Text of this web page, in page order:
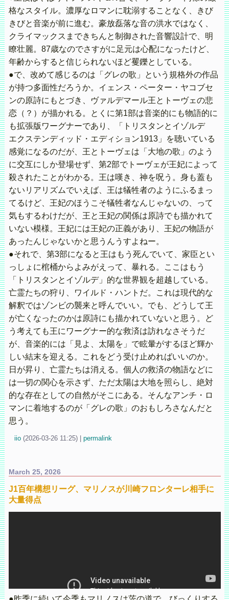
格なスタイル。濃厚なロマンに耽溺することなく、きび
きびと音楽が前に進む。豪放磊落な音の洪水ではなく、
クライマックスまできちんと制御された音響設計で、明
瞭壮麗。87歳なのでさすがに足元は心配になったけど、
年齢からすると信じられないほど矍鑠としている。
●で、改めて感じるのは「グレの歌」という規格外の作品
が持つ多面性だろうか。イェンス・ペーター・ヤコブセ
ンの原詩にもとづき、ヴァルデマール王とトーヴェの悲
恋（？）が描かれる。とくに第1部は音楽的にも物語的に
も拡張版ワーグナーであり、「トリスタンとイゾルデ
エクステンディッド・エディション1913」を聴いている
感覚になるのだが、王とトーヴェは「大地の歌」のよう
に交互にしか登場せず、第2部でトーヴェが王妃によって
殺されたことがわかる。王は嘆き、神を呪う。身も蓋も
ないリアリズムでいえば、王は犠牲者のようにふるまっ
てるけど、王妃のほうこそ犠牲者なんじゃないの、って
気もするわけだが、王と王妃の関係は原詩でも描かれて
いない模様。王妃には王妃の正義があり、王妃の物語が
あったんじゃないかと思うんうすよねー。
●それで、第3部になると王はもう死んでいて、家臣とい
っしょに棺桶からよみがえって、暴れる。ここはもう
「トリスタンとイゾルデ」的な世界観を超越している。
亡霊たちの狩り、ワイルド・ハントだ。これは現代的な
解釈ではゾンビの襲来と呼んでいい。でも、どうして王
が亡くなったのかは原詩にも描かれていないと思う。ど
う考えても王にワーグナー的な救済は訪れなさそうだ
が、音楽的には「見よ、太陽を」で眩暈がするほど輝か
しい結末を迎える。これをどう受け止めればいいのか。
日が昇り、亡霊たちは消える。個人の救済の物語などに
は一切の関心を示さず、ただ太陽は大地を照らし、絶対
的な存在としての自然がそこにある。そんなアンチ・ロ
マンに着地するのが「グレの歌」のおもしろさなんだと
思う。
iio (2026-03-26 11:25) permalink
March 25, 2026
J1百年構想リーグ、マリノスが川崎フロンターレ相手に
大量得点